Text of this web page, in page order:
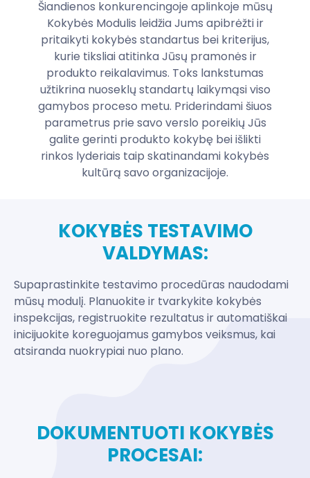
Šiandienos konkurencingoje aplinkoje mūsų
Kokybės Modulis leidžia Jums apibrėžti ir
pritaikyti kokybės standartus bei kriterijus,
kurie tiksliai atitinka Jūsų pramonės ir
produkto reikalavimus. Toks lankstumas
užtikrina nuoseklų standartų laikymąsi viso
gamybos proceso metu. Priderindami šiuos
parametrus prie savo verslo poreikių Jūs
galite gerinti produkto kokybę bei išlikti
rinkos lyderiais taip skatinandami kokybės
kultūrą savo organizacijoje.
KOKYBĖS TESTAVIMO
VALDYMAS:
Supaprastinkite testavimo procedūras naudodami
mūsų modulį. Planuokite ir tvarkykite kokybės
inspekcijas, registruokite rezultatus ir automatiškai
inicijuokite koreguojamus gamybos veiksmus, kai
atsiranda nuokrypiai nuo plano.
DOKUMENTUOTI KOKYBĖS
PROCESAI: